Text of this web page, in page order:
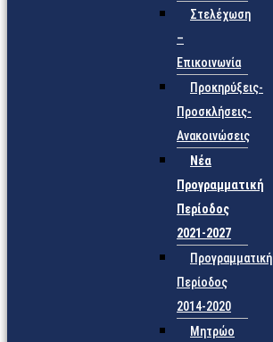
Στελέχωση
–
Επικοινωνία
Προκηρύξεις-
Προσκλήσεις-
Ανακοινώσεις
Νέα
Προγραμματική
Περίοδος
2021-2027
Προγραμματική
Περίοδος
2014-2020
Μητρώο